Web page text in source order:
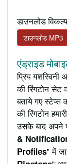
डाउनलोड
डाउनलोड MP3
एंड्राइड
प्रिय
की रिंगटोन सेट
बताये गए स्टेप्स
की रिंगटोन
उसके बाद अपने
&
Profiles" में